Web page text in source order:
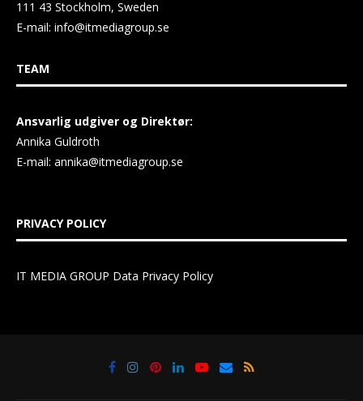
111 43 Stockholm, Sweden
E-mail: info@itmediagroup.se
TEAM
Ansvarlig udgiver og Direktør:
Annika Guldroth
E-mail: annika@itmediagroup.se
PRIVACY POLICY
IT MEDIA GROUP Data Privacy Policy